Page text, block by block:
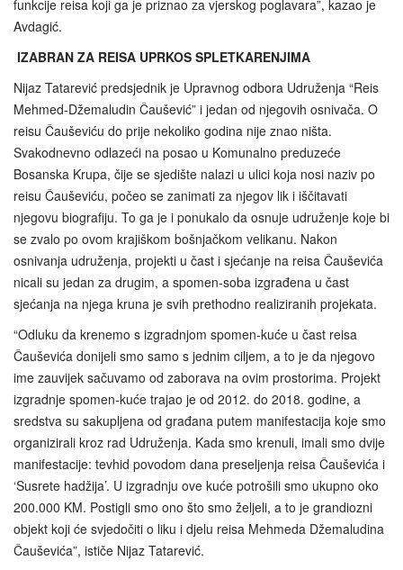
funkcije reisa koji ga je priznao za vjerskog poglavara”, kazao je
Avdagić.
IZABRAN ZA REISA UPRKOS SPLETKARENJIMA
Nijaz Tatarević predsjednik je Upravnog odbora Udruženja “Reis
Mehmed-Džemaludin Čaušević” i jedan od njegovih osnivača. O
reisu Čauševiću do prije nekoliko godina nije znao ništa.
Svakodnevno odlazeći na posao u Komunalno preduzeće
Bosanska Krupa, čije se sjedište nalazi u ulici koja nosi naziv po
reisu Čauševiću, počeo se zanimati za njegov lik i iščitavati
njegovu biografiju. To ga je i ponukalo da osnuje udruženje koje bi
se zvalo po ovom krajiškom bošnjačkom velikanu. Nakon
osnivanja udruženja, projekti u čast i sjećanje na reisa Čauševića
nicali su jedan za drugim, a spomen-soba izgrađena u čast
sjećanja na njega kruna je svih prethodno realiziranih projekata.
“Odluku da krenemo s izgradnjom spomen-kuće u čast reisa
Čauševića donijeli smo samo s jednim ciljem, a to je da njegovo
ime zauvijek sačuvamo od zaborava na ovim prostorima. Projekt
izgradnje spomen-kuće trajao je od 2012. do 2018. godine, a
sredstva su sakupljena od građana putem manifestacija koje smo
organizirali kroz rad Udruženja. Kada smo krenuli, imali smo dvije
manifestacije: tevhid povodom dana preseljenja reisa Čauševića i
‘Susrete hadžija’. U izgradnju ove kuće potrošili smo ukupno oko
200.000 KM. Postigli smo ono što smo željeli, a to je grandiozni
objekt koji će svjedočiti o liku i djelu reisa Mehmeda Džemaludina
Čauševića”, ističe Nijaz Tatarević.